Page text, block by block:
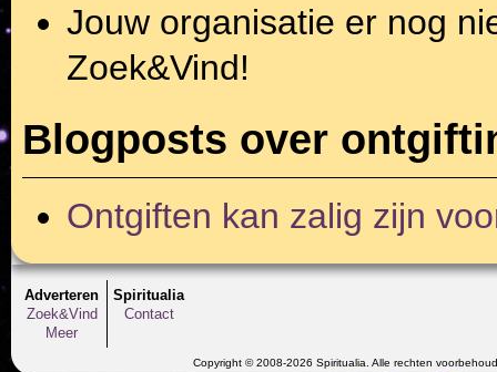
Jouw organisatie er nog
Zoek&Vind!
Blogposts over
Ontgiften kan zalig zijn
Adverteren
Zoek&Vind
Meer
Spiritualia
Contact
Copyright © 2008-2026 Spiritualia. Alle rechten